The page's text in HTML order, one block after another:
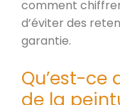
comment
d’éviter des
garantie.
Qu’est-ce
de la